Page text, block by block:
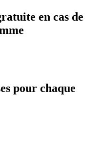
en cas de
pour chaque